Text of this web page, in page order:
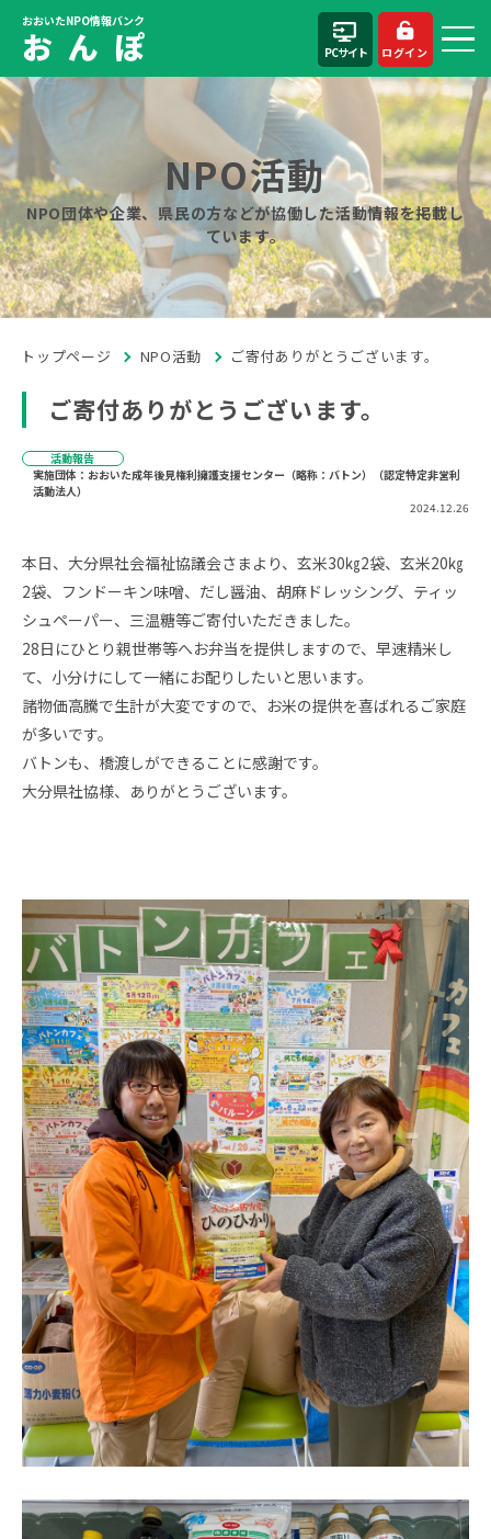
おおいたNPO情報バンク
お ん ぽ PCサイト ログイン
NPO活動
NPO団体や企業、県民の方などが協働した活動情報を掲載し
ています。
トップページ NPO活動 ご寄付ありがとうございます。
ご寄付ありがとうございます。
活動報告
実施団体：おおいた成年後見権利擁護支援センター（略称：バトン）（認定特定非営利
活動法人）
2024.12.26
本日、大分県社会福祉協議会さまより、玄米30㎏2袋、玄米20㎏
2袋、フンドーキン味噌、だし醤油、胡麻ドレッシング、ティッ
シュペーパー、三温糖等ご寄付いただきました。
28日にひとり親世帯等へお弁当を提供しますので、早速精米し
て、小分けにして一緒にお配りしたいと思います。
諸物価高騰で生計が大変ですので、お米の提供を喜ばれるご家庭
が多いです。
バトンも、橋渡しができることに感謝です。
大分県社協様、ありがとうございます。